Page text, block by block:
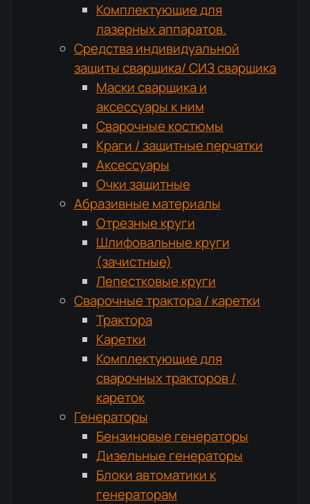
Комплектующие для
лазерных аппаратов.
Средства индивидуальной
защиты сварщика/ СИЗ сварщика
Маски сварщика и
аксессуары к ним
Сварочные костюмы
Краги / защитные перчатки
Аксессуары
Очки защитные
Абразивные материалы
Отрезные круги
Шлифовальные круги
(зачистные)
Лепестковые круги
Сварочные трактора / каретки
Трактора
Каретки
Комплектующие для
сварочных тракторов /
кареток
Генераторы
Бензиновые генераторы
Дизельные генераторы
Блоки автоматики к
генераторам